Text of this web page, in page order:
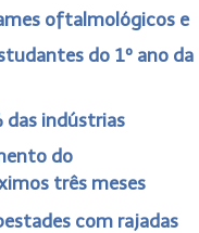
oftalmológicos e
do 1º ano da
das indústrias
do
três meses
com rajadas